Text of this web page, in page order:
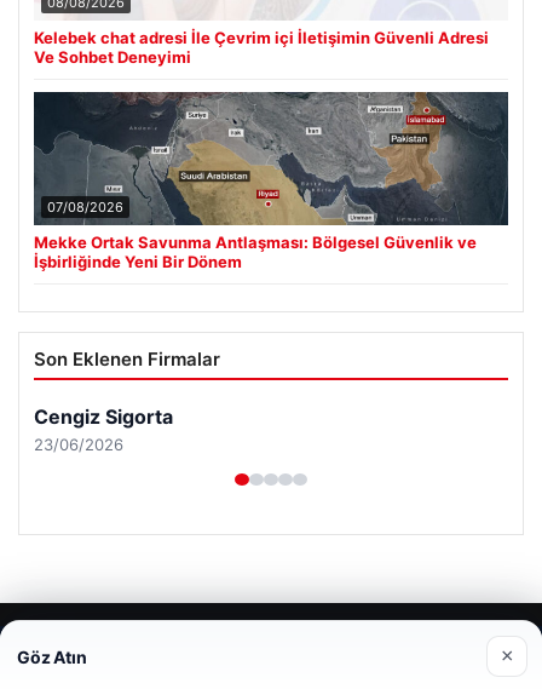
Kelebek chat adresi İle Çevrim içi İletişimin Güvenli Adresi
Ve Sohbet Deneyimi
07/08/2026
Mekke Ortak Savunma Antlaşması: Bölgesel Güvenlik ve
İşbirliğinde Yeni Bir Dönem
Son Eklenen Firmalar
Cengiz Sigorta
23/06/2026
Web sitemizi nasıl kullandığınızı daha iyi anlayabilmek,
deneyiminizi kişiselleştirmek ve geliştirmek amacıyla çerezler
Göz Atın
×
lemagrup.com.tr